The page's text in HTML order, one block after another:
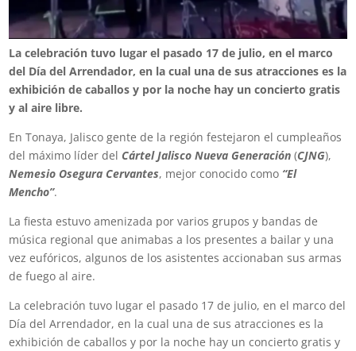
La celebración tuvo lugar el pasado 17 de julio, en el marco
del Día del Arrendador, en la cual una de sus atracciones es la
exhibición de caballos y por la noche hay un concierto gratis
y al aire libre.
En Tonaya, Jalisco gente de la región festejaron el cumpleaños
del máximo líder del Cártel Jalisco Nueva Generación (CJNG),
Nemesio Osegura Cervantes, mejor conocido como “El
Mencho”.
La fiesta estuvo amenizada por varios grupos y bandas de
música regional que animabas a los presentes a bailar y una
vez eufóricos, algunos de los asistentes accionaban sus armas
de fuego al aire.
La celebración tuvo lugar el pasado 17 de julio, en el marco del
Día del Arrendador, en la cual una de sus atracciones es la
exhibición de caballos y por la noche hay un concierto gratis y